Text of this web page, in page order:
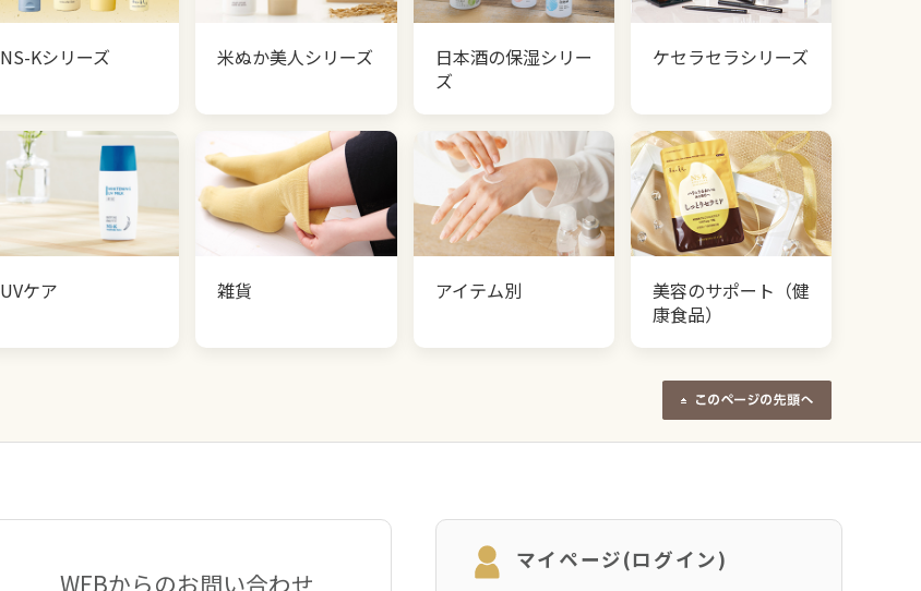
NS-Kシリーズ 米ぬか美人シリーズ
日本酒の保湿シリー
ズ
ケセラセラシリーズ
UVケア 雑貨 アイテム別
美容のサポート（健
康食品）
WEBからのお問い合わせ
マイページ(ログイン)